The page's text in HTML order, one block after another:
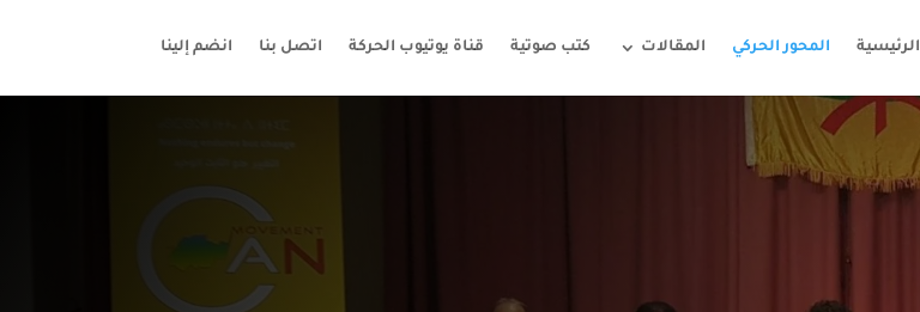
الرئيسية المحور الحركي المقالات كتب صوتية قناة يوتيوب الحركة اتصل بنا انضم إلينا